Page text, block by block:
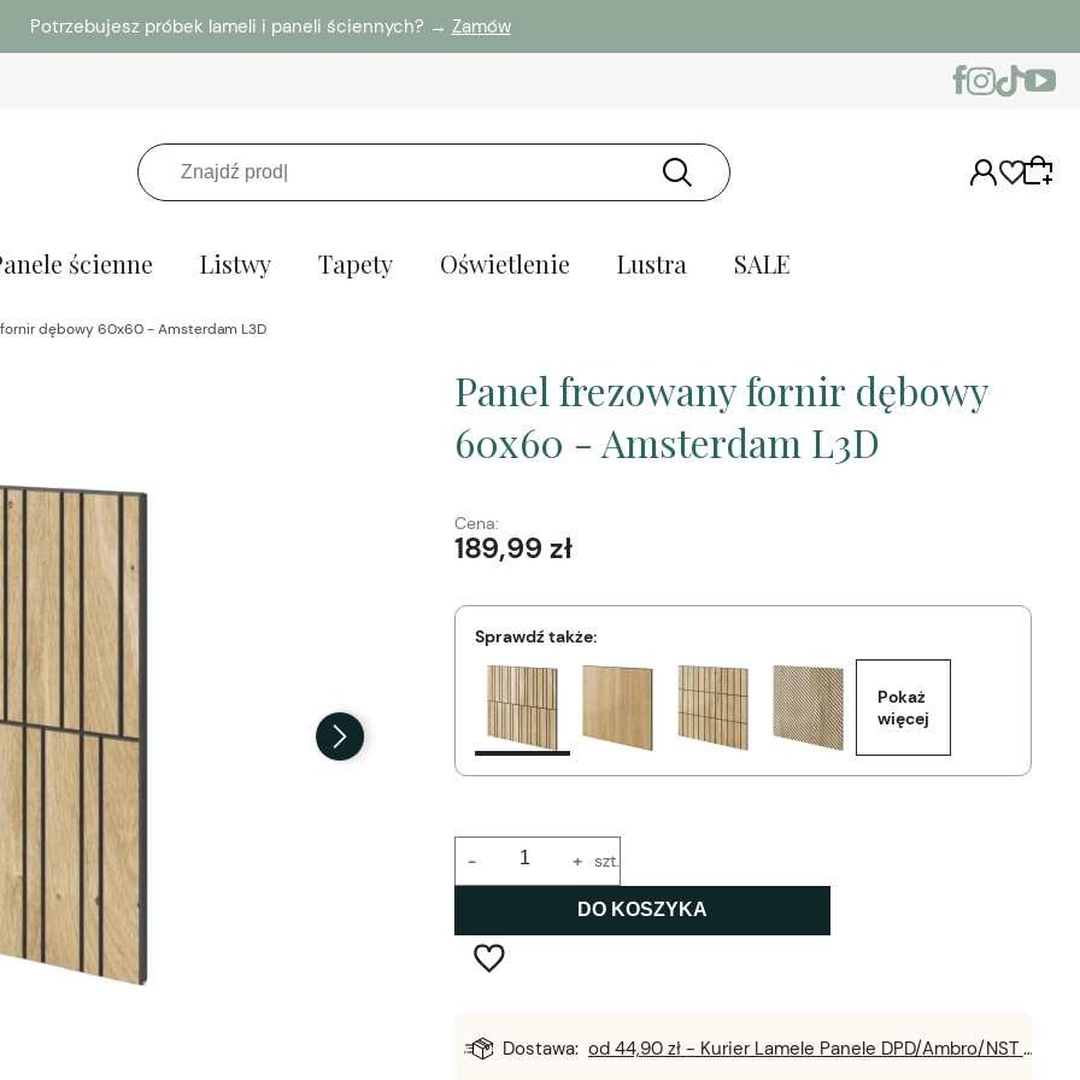
Potrzebujesz próbek lameli i paneli ściennych? → Zamów
ścienne Listwy Tapety Oświetlenie Lustra SALE
fornir dębowy 60x60 - Amsterdam L3D
Panel frezowany fornir dębowy
60x60 - Amsterdam L3D
Cena:
189,99 zł
Sprawdź także:
Pokaż
więcej
+
- szt.
DO KOSZYKA
Dostawa: od 44,90 zł - Kurier Lamele Panele DPD/Ambro/NST